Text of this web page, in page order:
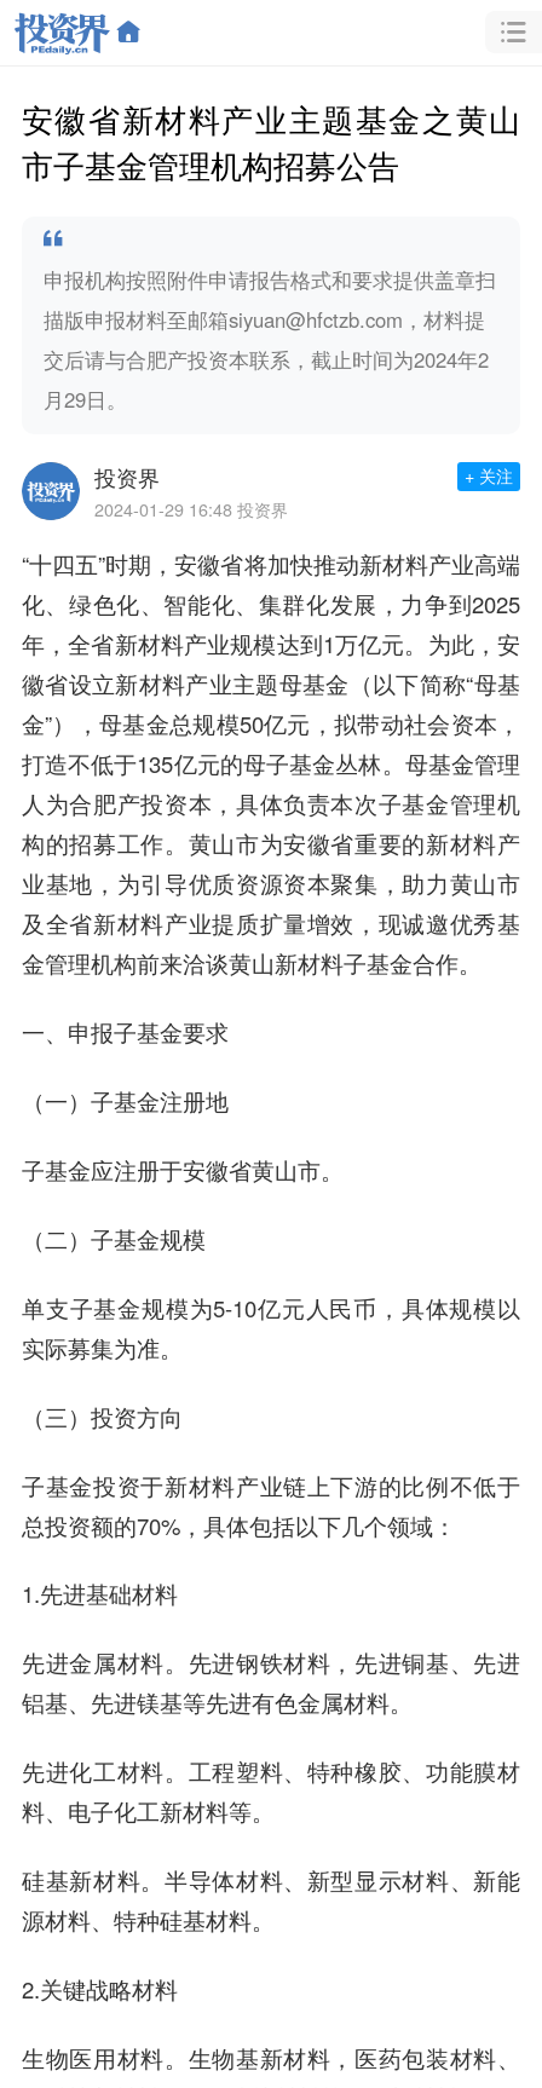
安徽省新材料产业主题基金之黄山
市子基金管理机构招募公告
申报机构按照附件申请报告格式和要求提供盖章扫
描版申报材料至邮箱siyuan@hfctzb.com，材料提
交后请与合肥产投资本联系，截止时间为2024年2
月29日。
投资界
2024-01-29 16:48 投资界
+ 关注
“十四五”时期，安徽省将加快推动新材料产业高端
化、绿色化、智能化、集群化发展，力争到2025
年，全省新材料产业规模达到1万亿元。为此，安
徽省设立新材料产业主题母基金（以下简称“母基
金”），母基金总规模50亿元，拟带动社会资本，
打造不低于135亿元的母子基金丛林。母基金管理
人为合肥产投资本，具体负责本次子基金管理机
构的招募工作。黄山市为安徽省重要的新材料产
业基地，为引导优质资源资本聚集，助力黄山市
及全省新材料产业提质扩量增效，现诚邀优秀基
金管理机构前来洽谈黄山新材料子基金合作。
一、申报子基金要求
（一）子基金注册地
子基金应注册于安徽省黄山市。
（二）子基金规模
单支子基金规模为5-10亿元人民币，具体规模以
实际募集为准。
（三）投资方向
子基金投资于新材料产业链上下游的比例不低于
总投资额的70%，具体包括以下几个领域：
1.先进基础材料
先进金属材料。先进钢铁材料，先进铜基、先进
铝基、先进镁基等先进有色金属材料。
先进化工材料。工程塑料、特种橡胶、功能膜材
料、电子化工新材料等。
硅基新材料。半导体材料、新型显示材料、新能
源材料、特种硅基材料。
2.关键战略材料
生物医用材料。生物基新材料，医药包装材料、